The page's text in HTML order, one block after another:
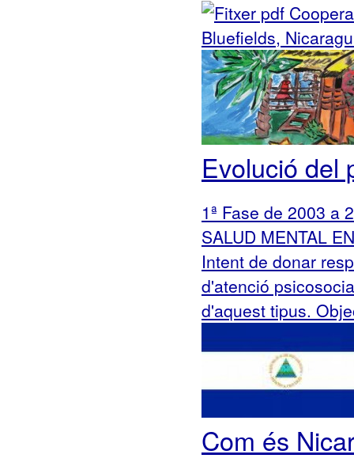
Bluefields,
Evolució del
1ª Fase de 2003 a
SALUD MENTAL
Intent de donar
d'atenció
d'aquest tipus.
Com és